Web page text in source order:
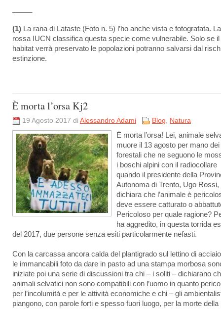
(1) La rana di Lataste (Foto n. 5) l’ho anche vista e fotografata.
rossa IUCN classifica questa specie come vulnerabile. Solo se
habitat verrà preservato le popolazioni potranno salvarsi dal
estinzione.
È morta l’orsa Kj2
19 Agosto 2017 di Alessandro Adami Blog, Natura
È morta l’orsa! Lei, animale
muore il 13 agosto per mano dei
forestali che ne seguono le
i boschi alpini con il radiocollare
quando il presidente della
Autonoma di Trento, Ugo Rossi,
dichiara che l’animale è
deve essere catturato o
Pericoloso per quale ragione?
ha aggredito, in questa torrida
del 2017, due persone senza esiti particolarmente nefasti.
Con la carcassa ancora calda del plantigrado sul lettino di
le immancabili foto da dare in pasto ad una stampa morbosa
iniziate poi una serie di discussioni tra chi – i soliti – dichiarano
animali selvatici non sono compatibili con l’uomo in quanto
per l’incolumità e per le attività economiche e chi – gli
piangono, con parole forti e spesso fuori luogo, per la morte della